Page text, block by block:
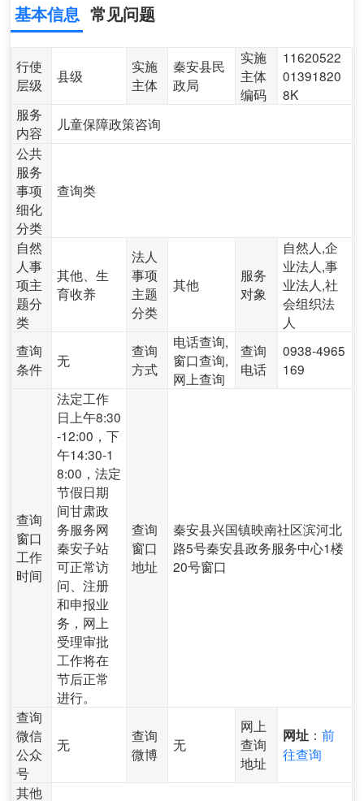
基本信息 常见问题
行使
层级
县级
实施
主体
秦安县民
政局
实施
主体
编码
11620522
01391820
8K
服务
内容
儿童保障政策咨询
公共
服务
事项
细化
分类
查询类
自然
人事
项主
题分
类
其他、生
育收养
法人
事项
主题
分类
其他
服务
对象
自然人,企
业法人,事
业法人,社
会组织法
人
查询
条件
无
查询
方式
电话查询,
窗口查询,
网上查询
查询
电话
0938-4965
169
查询
窗口
工作
时间
法定工作
日上午8:30
-12:00，下
午14:30-1
8:00，法定
节假日期
间甘肃政
务服务网
秦安子站
可正常访
问、注册
和申报业
务，网上
受理审批
工作将在
节后正常
进行。
查询
窗口
地址
秦安县兴国镇映南社区滨河北
路5号秦安县政务服务中心1楼
20号窗口
查询
微信
公众
号
无
查询
微博
无
网上
查询
地址
网址 ：前
往查询
其他